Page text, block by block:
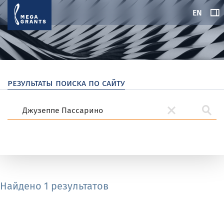
EN
результаты поиска по сайту
Найдено 1 результатов